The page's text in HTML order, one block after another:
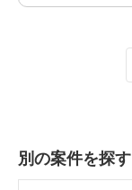
別の案件を探す